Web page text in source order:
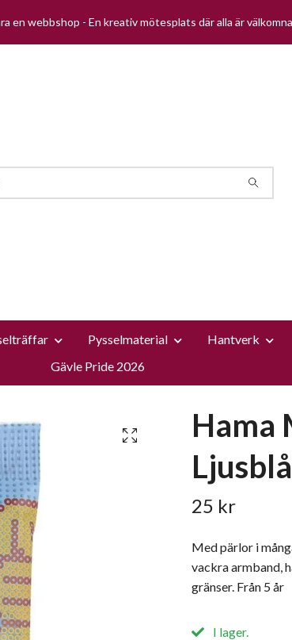
en webbshop - En kreativ mötesplats där alla är
Pysselmaterial Hantverk
Gävle Pride 2026
Hama
25 kr
Med pärlor i
vackra armband,
gränser. Från 5 år
I lager.